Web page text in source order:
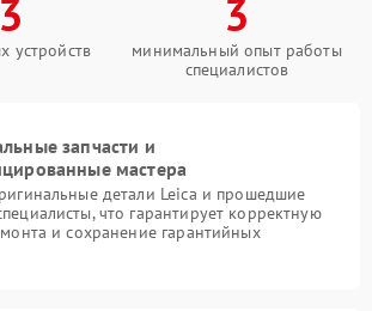
устройств
3
минимальный опыт работы
специалистов
запчасти и
мастера
детали Leica и прошедшие
что гарантирует корректную
и сохранение гарантийных